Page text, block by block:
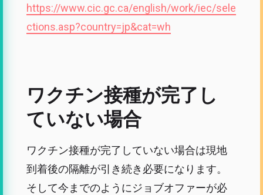
https://www.cic.gc.ca/english/work/iec/sele
ctions.asp?country=jp&cat=wh
ワクチン接種が完了し
ていない場合
ワクチン接種が完了していない場合は現地
到着後の隔離が引き続き必要になります。
そして今までのようにジョブオファーが必